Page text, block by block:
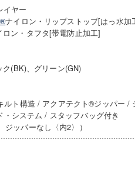
イヤー
ナイロン・リップストップ[はっ水加
ロン・タフタ[帯電防止加工]
ク(BK)、グリーン(GN)
ルト構造 / アクアテクト®ジッパー /
システム / スタッフバッグ付き
ジッパーなし〈内2〉）